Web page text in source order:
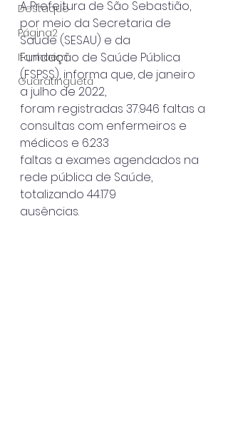
Destaque
Página2
Itanhaém
Guaratinguetá
A Prefeitura de São Sebastião,
por meio da Secretaria de
Saúde (SESAU) e da
Fundação de Saúde Pública
(FSPSS), informa que, de janeiro
a julho de 2022,
foram registradas 37.946 faltas a
consultas com enfermeiros e
médicos e 6.233
faltas a exames agendados na
rede pública de Saúde,
totalizando 44.179
ausências.